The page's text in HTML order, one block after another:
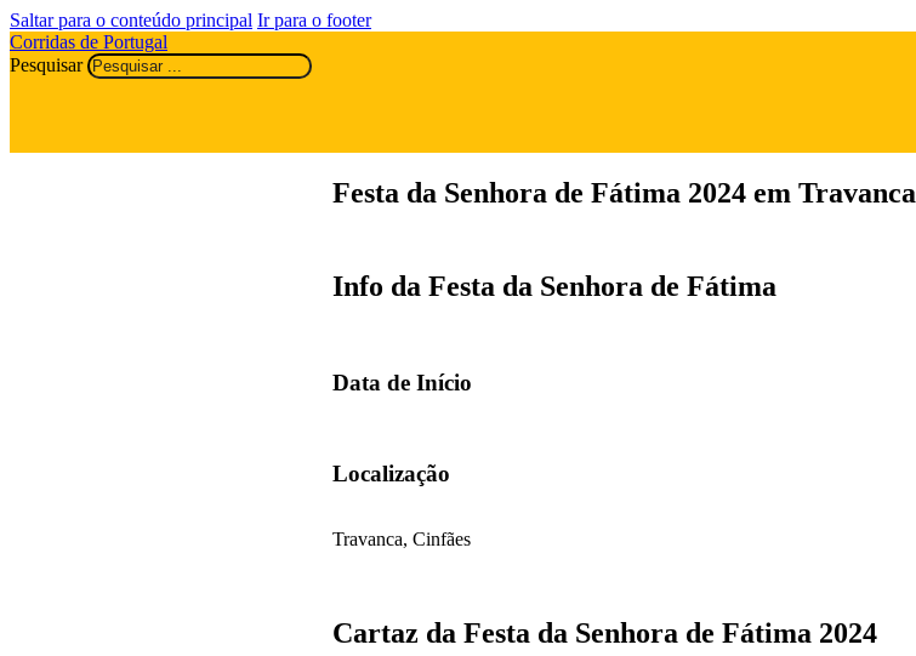
Saltar para o conteúdo principal Ir para o footer
Corridas de Portugal
Pesquisar
Festa da Senhora de Fátima 2024 em Travanca
Info da Festa da Senhora de Fátima
Data de Início
Localização
Travanca, Cinfães
Cartaz da Festa da Senhora de Fátima 2024